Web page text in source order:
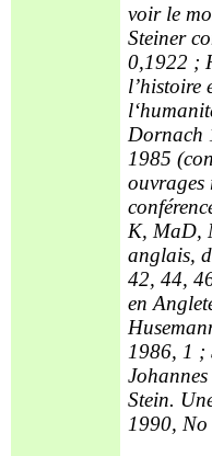
voir le
Steiner
0,1922 ;
l’histoire
Dornach
1985
ouvrages
K, MaD,
anglais,
42, 44,
en
1986, 1 ;
Stein.
1990,